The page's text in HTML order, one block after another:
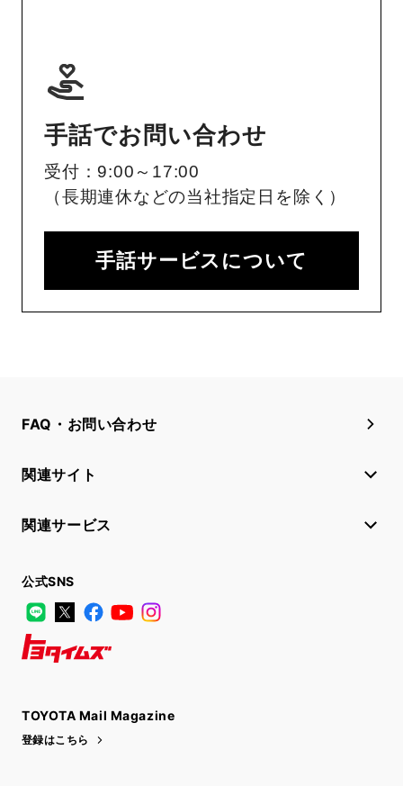
手話でお問い合わせ
受付：9:00～17:00
（長期連休などの当社指定日を除く）
手話サービスについて
FAQ・お問い合わせ
関連サイト
関連サービス
公式SNS
LINE
X FacebookYouTube
TOYOTA Mail Magazine
登録はこちら